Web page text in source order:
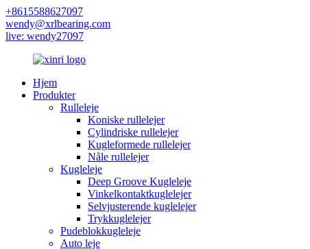
+8615588627097
wendy@xrlbearing.com
live: wendy27097
Hjem
Produkter
Rulleleje
Koniske rullelejer
Cylindriske rullelejer
Kugleformede rullelejer
Nåle rullelejer
Kugleleje
Deep Groove Kugleleje
Vinkelkontaktkuglelejer
Selvjusterende kuglelejer
Trykkuglelejer
Pudeblokkugleleje
Auto leje